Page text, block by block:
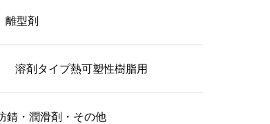
離型剤
溶剤タイプ熱可塑性樹脂用
錆・潤滑剤・その他